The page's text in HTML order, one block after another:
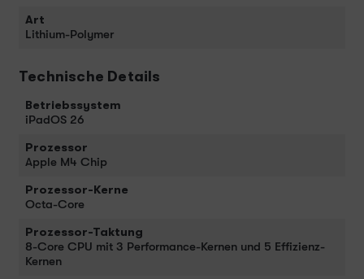
Art
Lithium-Polymer
Technische Details
Betriebssystem
iPadOS 26
Prozessor
Apple M4 Chip
Prozessor-Kerne
Octa-Core
Prozessor-Taktung
8-Core CPU mit 3 Per­for­mance-Kernen und 5 Effizienz-
Kernen